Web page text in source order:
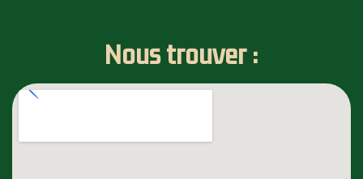
Nous trouver :